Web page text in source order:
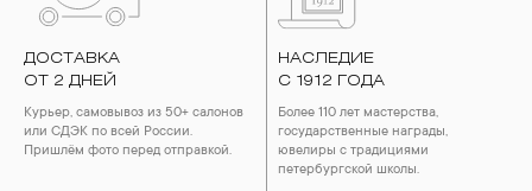
ДОСТАВКА
ОТ 2 ДНЕЙ
Курьер, самовывоз из 50+ салонов
или СДЭК по всей России.
Пришлём фото перед отправкой.
НАСЛЕДИЕ
С 1912 ГОДА
Более 110 лет мастерства,
государственные награды,
ювелиры с традициями
петербургской школы.